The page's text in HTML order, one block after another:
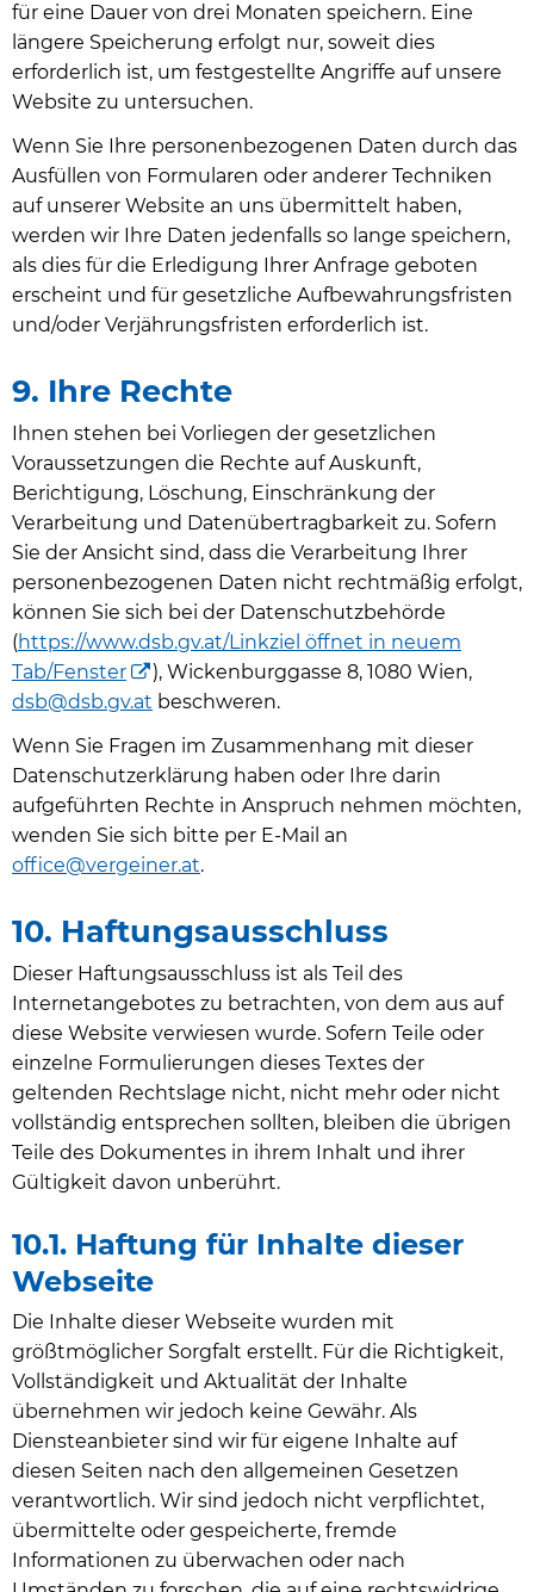
für eine Dauer von drei Monaten speichern. Eine
längere Speicherung erfolgt nur, soweit dies
erforderlich ist, um festgestellte Angriffe auf unsere
Website zu untersuchen.
Wenn Sie Ihre personenbezogenen Daten durch das
Ausfüllen von Formularen oder anderer Techniken
auf unserer Website an uns übermittelt haben,
werden wir Ihre Daten jedenfalls so lange speichern,
als dies für die Erledigung Ihrer Anfrage geboten
erscheint und für gesetzliche Aufbewahrungsfristen
und/oder Verjährungsfristen erforderlich ist.
9. Ihre Rechte
Ihnen stehen bei Vorliegen der gesetzlichen
Voraussetzungen die Rechte auf Auskunft,
Berichtigung, Löschung, Einschränkung der
Verarbeitung und Datenübertragbarkeit zu. Sofern
Sie der Ansicht sind, dass die Verarbeitung Ihrer
personenbezogenen Daten nicht rechtmäßig erfolgt,
können Sie sich bei der Datenschutzbehörde
(https://www.dsb.gv.at/Linkziel öffnet in neuem
Tab/Fenster
), Wickenburggasse 8, 1080 Wien,
dsb@dsb.gv.at beschweren.
Wenn Sie Fragen im Zusammenhang mit dieser
Datenschutzerklärung haben oder Ihre darin
aufgeführten Rechte in Anspruch nehmen möchten,
wenden Sie sich bitte per E-Mail an
office@vergeiner.at.
10. Haftungsausschluss
Dieser Haftungsausschluss ist als Teil des
Internetangebotes zu betrachten, von dem aus auf
diese Website verwiesen wurde. Sofern Teile oder
einzelne Formulierungen dieses Textes der
geltenden Rechtslage nicht, nicht mehr oder nicht
vollständig entsprechen sollten, bleiben die übrigen
Teile des Dokumentes in ihrem Inhalt und ihrer
Gültigkeit davon unberührt.
10.1. Haftung für Inhalte dieser
Webseite
Die Inhalte dieser Webseite wurden mit
größtmöglicher Sorgfalt erstellt. Für die Richtigkeit,
Vollständigkeit und Aktualität der Inhalte
übernehmen wir jedoch keine Gewähr. Als
Diensteanbieter sind wir für eigene Inhalte auf
diesen Seiten nach den allgemeinen Gesetzen
verantwortlich. Wir sind jedoch nicht verpflichtet,
übermittelte oder gespeicherte, fremde
Informationen zu überwachen oder nach